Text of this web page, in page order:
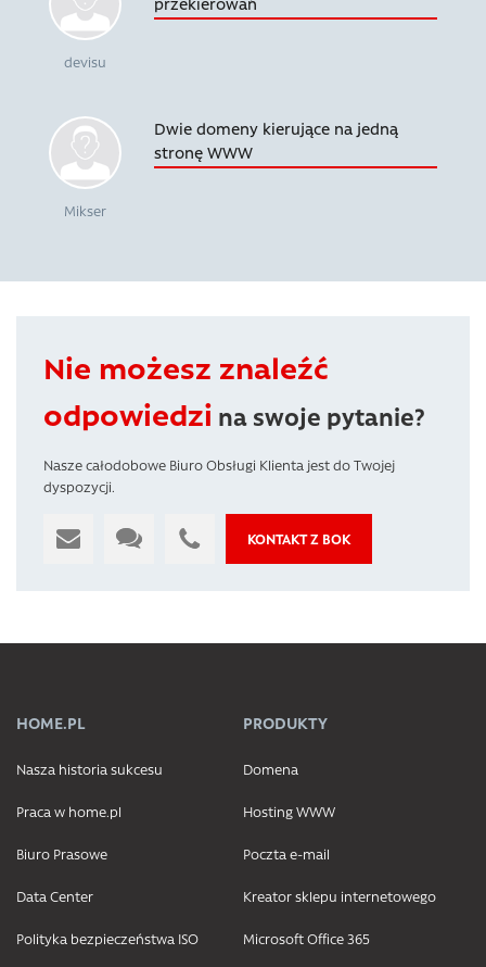
devisu
Mikser
Dwie domeny kierujące na jedną
stronę WWW
Nie możesz znaleźć
odpowiedzi na swoje pytanie?
Nasze całodobowe Biuro Obsługi Klienta jest do Twojej
dyspozycji.
KONTAKT Z BOK
HOME.PL
Nasza historia sukcesu
Praca w home.pl
Biuro Prasowe
Data Center
Polityka bezpieczeństwa ISO
PRODUKTY
Domena
Hosting WWW
Poczta e-mail
Kreator sklepu internetowego
Microsoft Office 365